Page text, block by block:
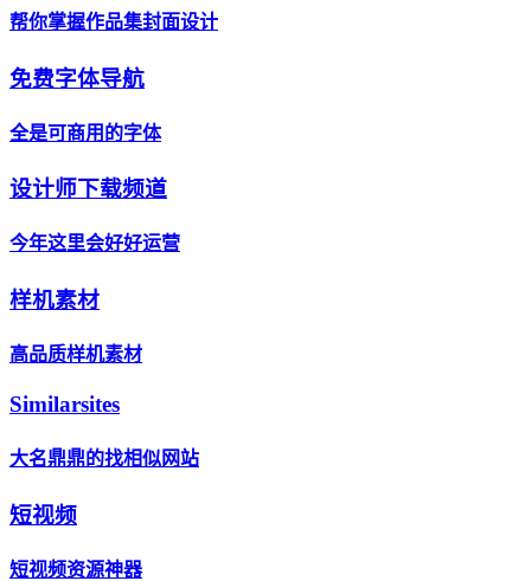
帮你掌握作品集封面设计
免费字体导航
全是可商用的字体
设计师下载频道
今年这里会好好运营
样机素材
高品质样机素材
Similarsites
大名鼎鼎的找相似网站
短视频
短视频资源神器